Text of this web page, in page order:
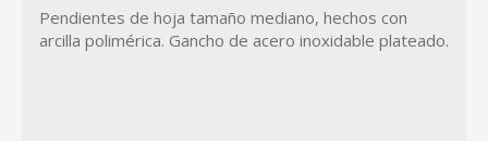
Pendientes de hoja tamaño mediano, hechos con
arcilla polimérica. Gancho de acero inoxidable plateado.